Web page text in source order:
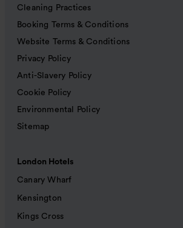
Cleaning Practices
Booking Terms & Conditions
Website Terms & Conditions
Privacy Policy
Anti-Slavery Policy
Cookie Policy
Environmental Policy
Sitemap
London Hotels
Canary Wharf
Kensington
Kings Cross